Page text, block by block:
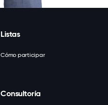
Listas
Cómo participar
Consultoría